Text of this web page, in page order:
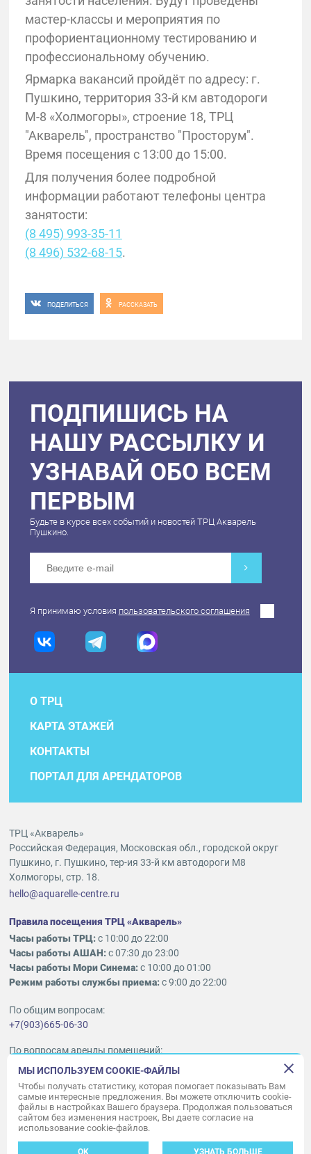
мастер-классы и мероприятия по
профориентационному тестированию и
профессиональному обучению.
Ярмарка вакансий пройдёт по адресу: г.
Пушкино, территория 33-й км автодороги
М-8 «Холмогоры», строение 18, ТРЦ
"Акварель", пространство "Просторум".
Время посещения с 13:00 до 15:00.
Для получения более подробной
информации работают телефоны центра
занятости:
(8 495) 993-35-11
(8 496) 532-68-15.
ПОДЕЛИТЬСЯ РАССКАЗАТЬ
ПОДПИШИСЬ НА
НАШУ РАССЫЛКУ И
УЗНАВАЙ ОБО ВСЕМ
ПЕРВЫМ
Будьте в курсе всех событий и новостей ТРЦ Акварель
Пушкино.
Я принимаю условия пользовательского соглашения
О ТРЦ
КАРТА ЭТАЖЕЙ
КОНТАКТЫ
ПОРТАЛ ДЛЯ АРЕНДАТОРОВ
ТРЦ «Акварель»
Российская Федерация, Московская обл., городской округ
Пушкино, г. Пушкино, тер-ия 33-й км автодороги М8
Холмогоры, стр. 18.
hello@aquarelle-centre.ru
Правила посещения ТРЦ «Акварель»
Часы работы ТРЦ:с 10:00 до 22:00
Часы работы АШАН:с 07:30 до 23:00
Часы работы Мори Синема:с 10:00 до 01:00
Режим работы службы приема:с 9:00 до 22:00
По общим вопросам:
+7(903)665-06-30
По вопросам аренды помещений:
ukleykina@nhood.com
+7(903)665-98-78
© ООО «Акварель» 2010–2026.
Все права защищены
Создание сайта —
МЫ ИСПОЛЬЗУЕМ COOKIE-ФАЙЛЫ
Чтобы получать статистику, которая помогает показывать Вам
самые интересные предложения. Вы можете отключить cookie-
файлы в настройках Вашего браузера. Продолжая пользоваться
сайтом без изменения настроек, Вы даете согласие на
использование cookie-файлов.
OK УЗНАТЬ БОЛЬШЕ